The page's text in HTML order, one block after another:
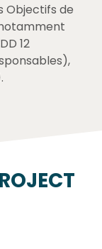
Objectifs de
12